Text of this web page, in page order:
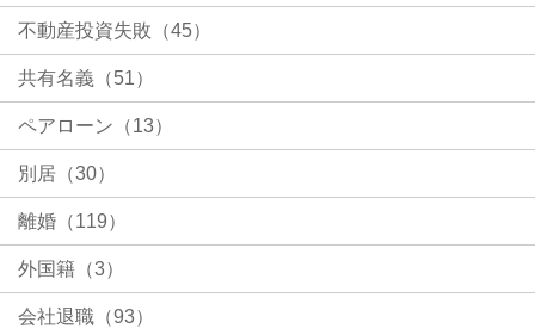
不動産投資失敗（45）
共有名義（51）
ペアローン（13）
別居（30）
離婚（119）
外国籍（3）
会社退職（93）